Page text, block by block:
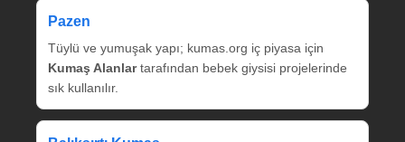
Pazen
Tüylü ve yumuşak yapı; kumas.org iç piyasa için
Kumaş Alanlartarafından bebek giysisi projelerinde
sık kullanılır.